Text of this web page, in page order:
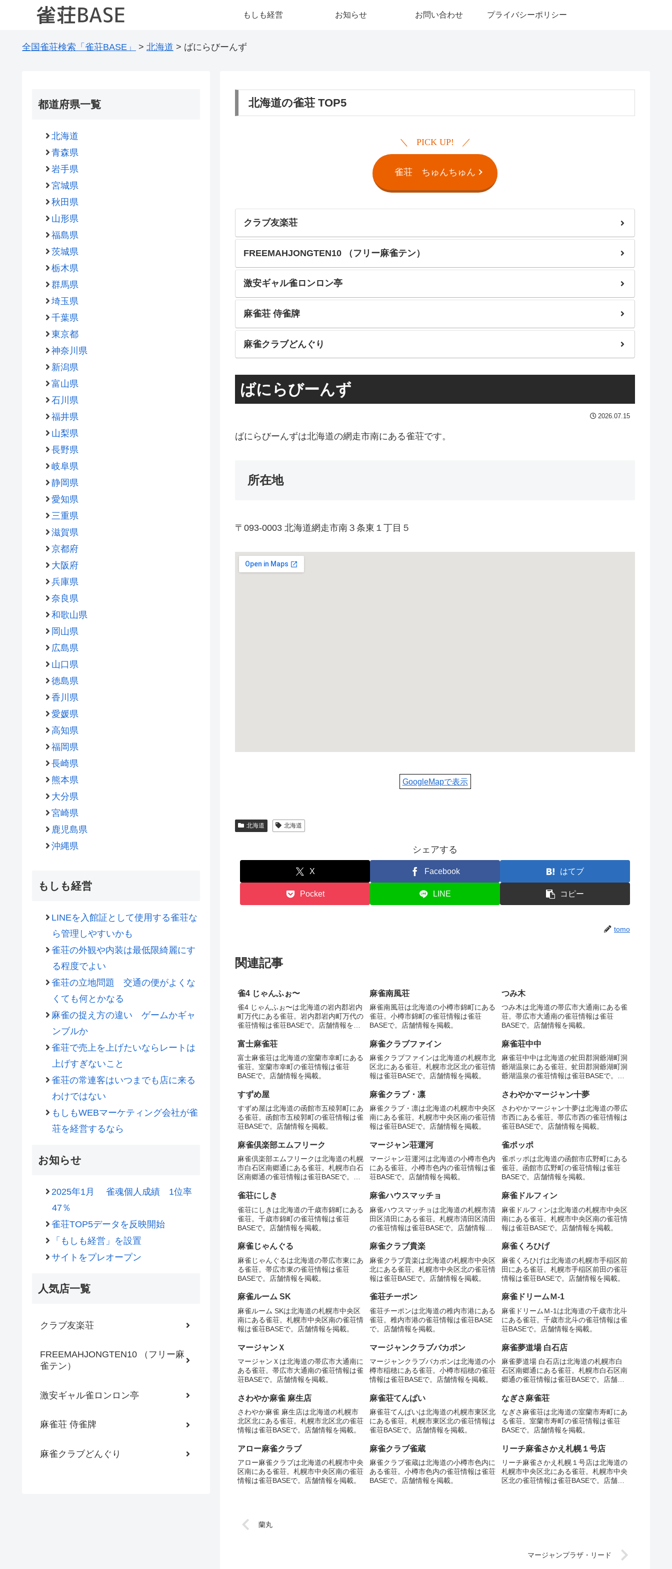
もしも経営 お知らせ お問い合わせ プライバシーポリシー
全国雀荘検索「雀荘BASE」 > 北海道 > ばにらびーんず
北海道の雀荘 TOP5
PICK UP!
雀荘 ちゅんちゅん
クラブ友楽荘
FREEMAHJONGTEN10 （フリー麻雀テン）
激安ギャル雀ロンロン亭
麻雀荘 侍雀牌
麻雀クラブどんぐり
ばにらびーんず
2026.07.15
ばにらびーんずは北海道の網走市南にある雀荘です。
所在地
〒093-0003 北海道網走市南３条東１丁目５
GoogleMapで表示
北海道 北海道
シェアする
X Facebook はてブ
Pocket LINE コピー
tomo
関連記事
雀4 じゃんふぉ〜
雀4 じゃんふぉ〜は北海道の岩内郡岩内
町万代にある雀荘。岩内郡岩内町万代の
雀荘情報は雀荘BASEで。店舗情報を掲
麻雀南風荘
麻雀南風荘は北海道の小樽市錦町にある
雀荘。小樽市錦町の雀荘情報は雀荘
BASEで。店舗情報を掲載。
つみ木
つみ木は北海道の帯広市大通南にある雀
荘。帯広市大通南の雀荘情報は雀荘
BASEで。店舗情報を掲載。
富士麻雀荘
富士麻雀荘は北海道の室蘭市幸町にある
雀荘。室蘭市幸町の雀荘情報は雀荘
BASEで。店舗情報を掲載。
麻雀クラブファイン
麻雀クラブファインは北海道の札幌市北
区北にある雀荘。札幌市北区北の雀荘情
報は雀荘BASEで。店舗情報を掲載。
麻雀荘中中
麻雀荘中中は北海道の虻田郡洞爺湖町洞
爺湖温泉にある雀荘。虻田郡洞爺湖町洞
爺湖温泉の雀荘情報は雀荘BASEで。店
すずめ屋
すずめ屋は北海道の函館市五稜郭町にあ
る雀荘。函館市五稜郭町の雀荘情報は雀
荘BASEで。店舗情報を掲載。
麻雀クラブ・凛
麻雀クラブ・凛は北海道の札幌市中央区
南にある雀荘。札幌市中央区南の雀荘情
報は雀荘BASEで。店舗情報を掲載。
さわやかマージャン十夢
さわやかマージャン十夢は北海道の帯広
市西にある雀荘。帯広市西の雀荘情報は
雀荘BASEで。店舗情報を掲載。
麻雀倶楽部エムフリーク
麻雀倶楽部エムフリークは北海道の札幌
市白石区南郷通にある雀荘。札幌市白石
区南郷通の雀荘情報は雀荘BASEで。店
マージャン荘運河
マージャン荘運河は北海道の小樽市色内
にある雀荘。小樽市色内の雀荘情報は雀
荘BASEで。店舗情報を掲載。
雀ポッポ
雀ポッポは北海道の函館市広野町にある
雀荘。函館市広野町の雀荘情報は雀荘
BASEで。店舗情報を掲載。
雀荘にしき
雀荘にしきは北海道の千歳市錦町にある
雀荘。千歳市錦町の雀荘情報は雀荘
BASEで。店舗情報を掲載。
麻雀ハウスマッチョ
麻雀ハウスマッチョは北海道の札幌市清
田区清田にある雀荘。札幌市清田区清田
の雀荘情報は雀荘BASEで。店舗情報を
麻雀ドルフィン
麻雀ドルフィンは北海道の札幌市中央区
南にある雀荘。札幌市中央区南の雀荘情
報は雀荘BASEで。店舗情報を掲載。
麻雀じゃんぐる
麻雀じゃんぐるは北海道の帯広市東にあ
る雀荘。帯広市東の雀荘情報は雀荘
BASEで。店舗情報を掲載。
麻雀クラブ貴楽
麻雀クラブ貴楽は北海道の札幌市中央区
北にある雀荘。札幌市中央区北の雀荘情
報は雀荘BASEで。店舗情報を掲載。
麻雀くろひげ
麻雀くろひげは北海道の札幌市手稲区前
田にある雀荘。札幌市手稲区前田の雀荘
情報は雀荘BASEで。店舗情報を掲載。
麻雀ルーム SK
麻雀ルーム SKは北海道の札幌市中央区
南にある雀荘。札幌市中央区南の雀荘情
報は雀荘BASEで。店舗情報を掲載。
雀荘チーポン
雀荘チーポンは北海道の稚内市港にある
雀荘。稚内市港の雀荘情報は雀荘BASE
で。店舗情報を掲載。
麻雀ドリームＭ-1
麻雀ドリームＭ-1は北海道の千歳市北斗
にある雀荘。千歳市北斗の雀荘情報は雀
荘BASEで。店舗情報を掲載。
マージャンＸ
マージャンＸは北海道の帯広市大通南に
ある雀荘。帯広市大通南の雀荘情報は雀
荘BASEで。店舗情報を掲載。
マージャンクラブバカポン
マージャンクラブバカポンは北海道の小
樽市稲穂にある雀荘。小樽市稲穂の雀荘
情報は雀荘BASEで。店舗情報を掲載。
麻雀夢道場 白石店
麻雀夢道場 白石店は北海道の札幌市白
石区南郷通にある雀荘。札幌市白石区南
郷通の雀荘情報は雀荘BASEで。店舗情
さわやか麻雀 麻生店
さわやか麻雀 麻生店は北海道の札幌市
北区北にある雀荘。札幌市北区北の雀荘
情報は雀荘BASEで。店舗情報を掲載。
麻雀荘てんぱい
麻雀荘てんぱいは北海道の札幌市東区北
にある雀荘。札幌市東区北の雀荘情報は
雀荘BASEで。店舗情報を掲載。
なぎさ麻雀荘
なぎさ麻雀荘は北海道の室蘭市寿町にあ
る雀荘。室蘭市寿町の雀荘情報は雀荘
BASEで。店舗情報を掲載。
アロー麻雀クラブ
アロー麻雀クラブは北海道の札幌市中央
区南にある雀荘。札幌市中央区南の雀荘
情報は雀荘BASEで。店舗情報を掲載。
麻雀クラブ雀蔵
麻雀クラブ雀蔵は北海道の小樽市色内に
ある雀荘。小樽市色内の雀荘情報は雀荘
BASEで。店舗情報を掲載。
リーチ麻雀さかえ札幌１号店
リーチ麻雀さかえ札幌１号店は北海道の
札幌市中央区北にある雀荘。札幌市中央
区北の雀荘情報は雀荘BASEで。店舗情
蘭丸
マージャンプラザ・リード
都道府県一覧
北海道
青森県
岩手県
宮城県
秋田県
山形県
福島県
茨城県
栃木県
群馬県
埼玉県
千葉県
東京都
神奈川県
新潟県
富山県
石川県
福井県
山梨県
長野県
岐阜県
静岡県
愛知県
三重県
滋賀県
京都府
大阪府
兵庫県
奈良県
和歌山県
岡山県
広島県
山口県
徳島県
香川県
愛媛県
高知県
福岡県
長崎県
熊本県
大分県
宮崎県
鹿児島県
沖縄県
もしも経営
LINEを入館証として使用する雀荘な
ら管理しやすいかも
雀荘の外観や内装は最低限綺麗にす
る程度でよい
雀荘の立地問題 交通の便がよくな
くても何とかなる
麻雀の捉え方の違い ゲームかギャ
ンブルか
雀荘で売上を上げたいならレートは
上げすぎないこと
雀荘の常連客はいつまでも店に来る
わけではない
もしもWEBマーケティング会社が雀
荘を経営するなら
お知らせ
2025年1月 雀魂個人成績 1位率
47％
雀荘TOP5データを反映開始
「もしも経営」を設置
サイトをプレオープン
人気店一覧
クラブ友楽荘
FREEMAHJONGTEN10 （フリー麻
雀テン）
激安ギャル雀ロンロン亭
麻雀荘 侍雀牌
麻雀クラブどんぐり